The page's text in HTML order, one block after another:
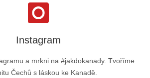
Instagram
a mrkni na #jakdokanady. Tvoříme
Čechů s láskou ke Kanadě.